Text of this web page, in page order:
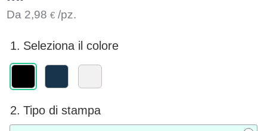
Da 2,98 € /pz.
1. Seleziona il colore
2. Tipo di stampa